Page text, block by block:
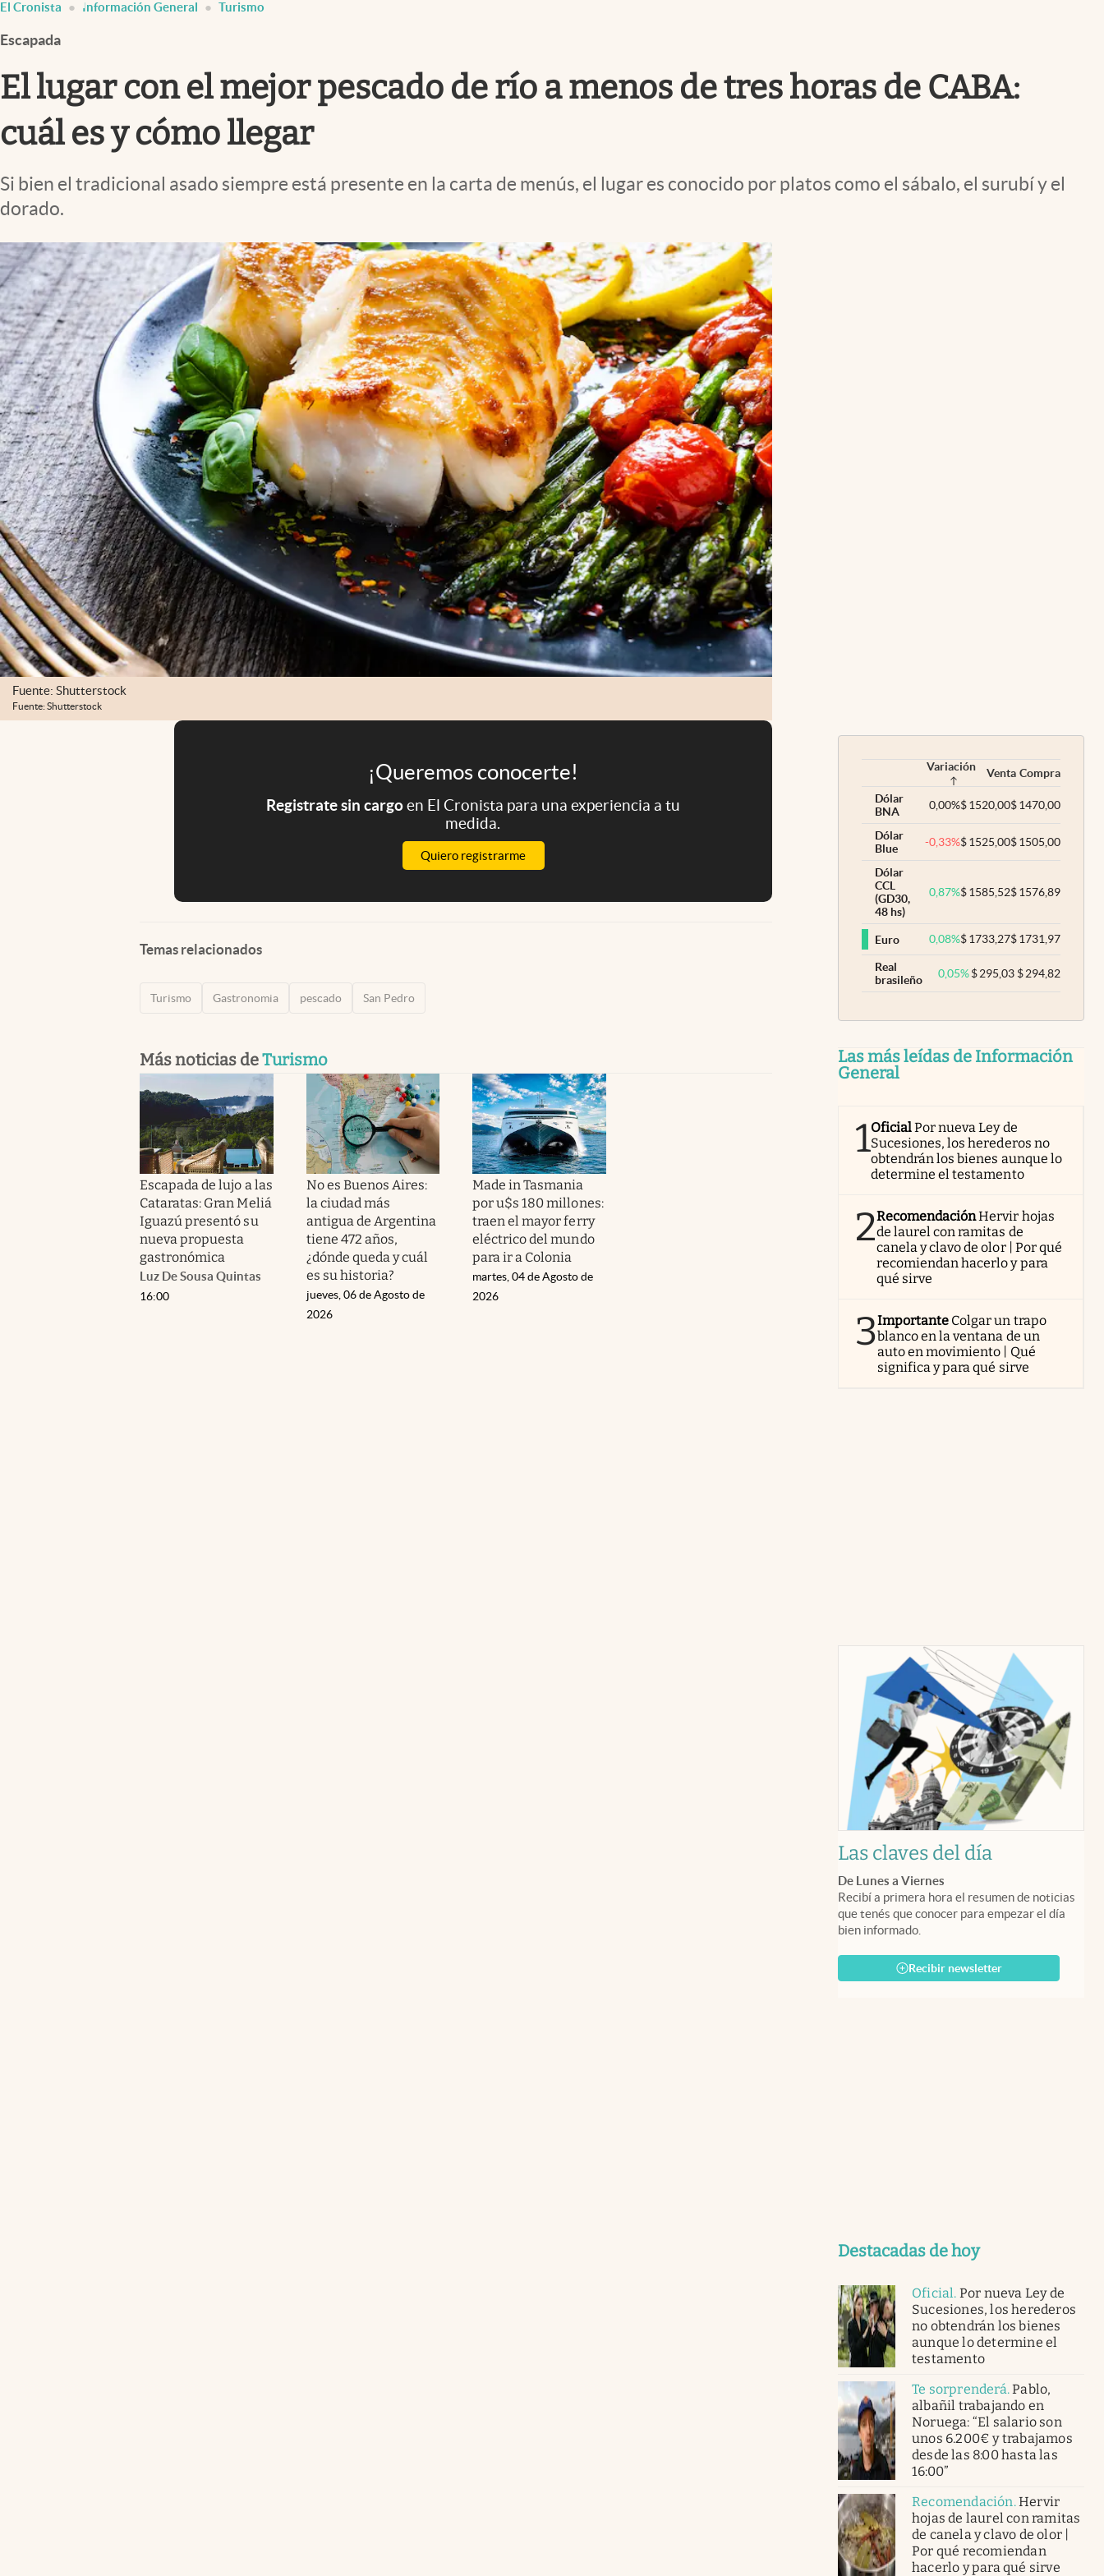
Infotechnology
Clase
Clima
Mundial 2026
Eventos Corporativos
El Cronista Información General Turismo
Escapada
El lugar con el mejor pescado de río a menos de tres horas de CABA:
cuál es y cómo llegar
Si bien el tradicional asado siempre está presente en la carta de menús, el lugar es conocido por platos como el sábalo, el surubí y el
dorado.
Fuente: Shutterstock
Fuente: Shutterstock
¡Queremos conocerte!
Registrate sin cargoen El Cronista para una experiencia a tu
medida.
Quiero registrarme
Temas relacionados
Turismo Gastronomia pescado San Pedro
Más noticias deTurismo
Escapada de lujo a las
Cataratas: Gran Meliá
Iguazú presentó su
nueva propuesta
gastronómica
Luz De Sousa Quintas
16:00
No es Buenos Aires:
la ciudad más
antigua de Argentina
tiene 472 años,
¿dónde queda y cuál
es su historia?
jueves, 06 de Agosto de
2026
Made in Tasmania
por u$s 180 millones:
traen el mayor ferry
eléctrico del mundo
para ir a Colonia
martes, 04 de Agosto de
2026
Variación Venta Compra
Dólar
BNA
0,00%$1520,00$1470,00
Dólar
Blue
-0,33%$1525,00$1505,00
Dólar
CCL
(GD30,
48 hs)
0,87%$1585,52$1576,89
Euro 0,08%$1733,27$1731,97
Real
brasileño
0,05% $295,03 $294,82
Las más leídas de Información
General
1OficialPor nueva Ley de
Sucesiones, los herederos no
obtendrán los bienes aunque lo
determine el testamento
2RecomendaciónHervir hojas
de laurel con ramitas de
canela y clavo de olor | Por qué
recomiendan hacerlo y para
qué sirve
3Importante Colgar un trapo
blanco en la ventana de un
auto en movimiento | Qué
significa y para qué sirve
Las claves del día
De Lunes a Viernes
Recibí a primera hora el resumen de noticias
que tenés que conocer para empezar el día
bien informado.
Recibir newsletter
Destacadas de hoy
Oficial. Por nueva Ley de
Sucesiones, los herederos
no obtendrán los bienes
aunque lo determine el
testamento
Te sorprenderá.Pablo,
albañil trabajando en
Noruega: “El salario son
unos 6.200€ y trabajamos
desde las 8:00 hasta las
16:00”
Recomendación.Hervir
hojas de laurel con ramitas
de canela y clavo de olor |
Por qué recomiendan
hacerlo y para qué sirve